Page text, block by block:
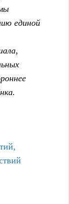
единой